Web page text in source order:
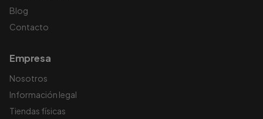
Blog
Contacto
Empresa
Nosotros
Información legal
Tiendas físicas